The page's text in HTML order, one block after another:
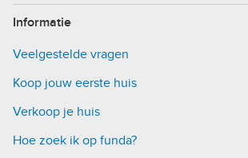
Informatie
Veelgestelde vragen
Koop jouw eerste huis
Verkoop je huis
Hoe zoek ik op funda?